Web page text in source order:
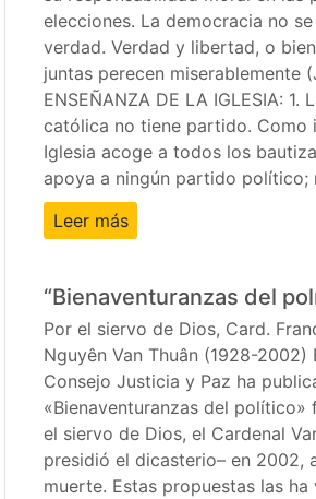
elecciones. La democracia no
verdad. Verdad y libertad, o
juntas perecen miserablemente
ENSEÑANZA DE LA IGLESIA: 1.
católica no tiene partido. Como
Iglesia acoge a todos los
apoya a ningún partido político;
Leer más
“Bienaventuranzas del
Por el siervo de Dios, Card.
Nguyên Van Thuân (1928-2002)
Consejo Justicia y Paz ha
«Bienaventuranzas del político»
el siervo de Dios, el Cardenal
presidió el dicasterio– en 2002,
muerte. Estas propuestas las ha